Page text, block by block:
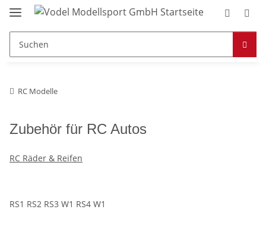
RC Modelle
Zubehör für RC Autos
RC Räder & Reifen
RS1 RS2 RS3 W1 RS4 W1